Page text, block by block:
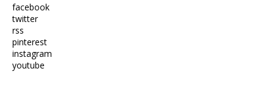
facebook
twitter
rss
pinterest
instagram
youtube